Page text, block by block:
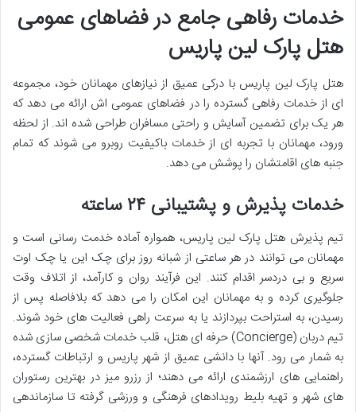
خدمات رفاهی جامع در فضاهای عمومی
هتل پارک لین پاریس
هتل پارک لین پاریس با درکی عمیق از نیازهای مهمانان خود، مجموعه
ای از خدمات رفاهی گسترده را در فضاهای عمومی اش ارائه می دهد که
هر یک برای تضمین آسایش و راحتی مسافران طراحی شده اند. از لحظه
ورود، مهمانان با تجربه ای از خدمات باکیفیت روبرو می شوند که تمام
جنبه های اقامتشان را پوشش می دهد.
خدمات پذیرش و پشتیبانی ۲۴ ساعته
تیم پذیرش هتل پارک لین پاریس، همواره آماده خدمت رسانی است و
مهمانان می توانند در هر ساعتی از شبانه روز برای چک این یا چک اوت
سریع و بی دردسر اقدام کنند. این فرآیند روان و کارآمد، از اتلاف وقت
جلوگیری کرده و به مهمانان این امکان را می دهد که بلافاصله پس از
رسیدن، به استراحت بپردازند یا به سرعت راهی فعالیت های خود شوند.
تیم دربان (Concierge) حرفه ای هتل، قلب خدمات شخصی سازی شده
به شمار می رود. آنها با دانشی عمیق از شهر پاریس و ارتباطات گسترده،
راهنمایی های ارزشمندی ارائه می دهند؛ از رزرو میز در بهترین رستوران
های شهر و تهیه بلیط رویدادهای فرهنگی و ورزشی گرفته تا سازماندهی